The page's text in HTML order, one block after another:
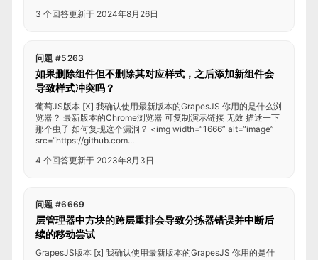
3 个回答更新于 2024年8月26日
问题 #5263
如果删除组件但不删除其对应样式，之后添加新组件会
导致样式冲突吗？
葡萄JS版本 [X] 我确认使用最新版本的GrapesJS 你用的是什么浏
览器？ 最新版本的Chrome浏览器 可复制演示链接 无效 描述一下
那个虫子 如何复现这个漏洞？ <img width=“1666” alt=“image”
src=“https://github.com...
4 个回答更新于 2023年8月3日
问题 #6669
层管理器中方块的跨层重排会导致分拣器错误并中断后
续的移动尝试
GrapesJS版本 [x] 我确认使用最新版本的GrapesJS 你用的是什